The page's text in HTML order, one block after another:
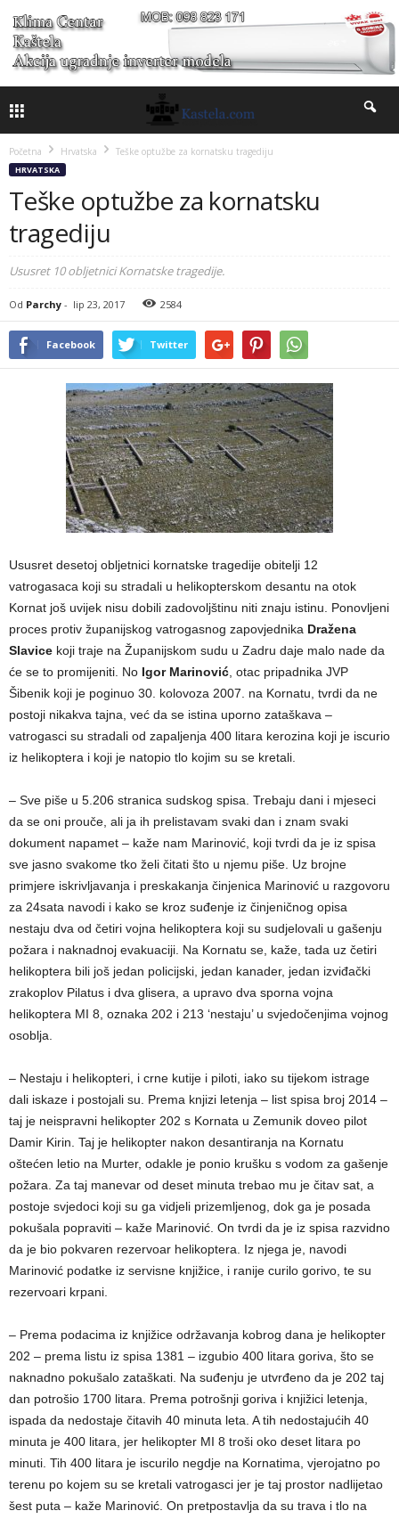
Početna Hrvatska Teške optužbe za kornatsku tragediju
HRVATSKA
Teške optužbe za kornatsku
tragediju
Ususret 10 obljetnici Kornatske tragedije.
Od Parchy - lip 23, 2017 2584
Facebook Twitter
Ususret desetoj obljetnici kornatske tragedije obitelji 12
vatrogasaca koji su stradali u helikopterskom desantu na otok
Kornat još uvijek nisu dobili zadovoljštinu niti znaju istinu. Ponovljeni
proces protiv županijskog vatrogasnog zapovjednika Dražena
Slavice koji traje na Županijskom sudu u Zadru daje malo nade da
će se to promijeniti. No Igor Marinović , otac pripadnika JVP
Šibenik koji je poginuo 30. kolovoza 2007. na Kornatu, tvrdi da ne
postoji nikakva tajna, već da se istina uporno zataškava –
vatrogasci su stradali od zapaljenja 400 litara kerozina koji je iscurio
iz helikoptera i koji je natopio tlo kojim su se kretali.
– Sve piše u 5.206 stranica sudskog spisa. Trebaju dani i mjeseci
da se oni prouče, ali ja ih prelistavam svaki dan i znam svaki
dokument napamet – kaže nam Marinović, koji tvrdi da je iz spisa
sve jasno svakome tko želi čitati što u njemu piše. Uz brojne
primjere iskrivljavanja i preskakanja činjenica Marinović u razgovoru
za 24sata navodi i kako se kroz suđenje iz činjeničnog opisa
nestaju dva od četiri vojna helikoptera koji su sudjelovali u gašenju
požara i naknadnoj evakuaciji. Na Kornatu se, kaže, tada uz četiri
helikoptera bili još jedan policijski, jedan kanader, jedan izviđački
zrakoplov Pilatus i dva glisera, a upravo dva sporna vojna
helikoptera MI 8, oznaka 202 i 213 ‘nestaju’ u svjedočenjima vojnog
osoblja.
– Nestaju i helikopteri, i crne kutije i piloti, iako su tijekom istrage
dali iskaze i postojali su. Prema knjizi letenja – list spisa broj 2014 –
taj je neispravni helikopter 202 s Kornata u Zemunik doveo pilot
Damir Kirin. Taj je helikopter nakon desantiranja na Kornatu
oštećen letio na Murter, odakle je ponio krušku s vodom za gašenje
požara. Za taj manevar od deset minuta trebao mu je čitav sat, a
postoje svjedoci koji su ga vidjeli prizemljenog, dok ga je posada
pokušala popraviti – kaže Marinović. On tvrdi da je iz spisa razvidno
da je bio pokvaren rezervoar helikoptera. Iz njega je, navodi
Marinović podatke iz servisne knjižice, i ranije curilo gorivo, te su
rezervoari krpani.
– Prema podacima iz knjižice održavanja kobrog dana je helikopter
202 – prema listu iz spisa 1381 – izgubio 400 litara goriva, što se
naknadno pokušalo zataškati. Na suđenju je utvrđeno da je 202 taj
dan potrošio 1700 litara. Prema potrošnji goriva i knjižici letenja,
ispada da nedostaje čitavih 40 minuta leta. A tih nedostajućih 40
minuta je 400 litara, jer helikopter MI 8 troši oko deset litara po
minuti. Tih 400 litara je iscurilo negdje na Kornatima, vjerojatno po
terenu po kojem su se kretali vatrogasci jer je taj prostor nadlijetao
šest puta – kaže Marinović. On pretpostavlja da su trava i tlo na